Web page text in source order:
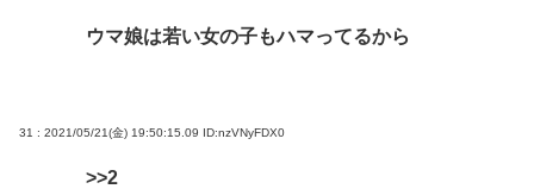
ウマ娘は若い女の子もハマってるから
31 : 2021/05/21(金) 19:50:15.09 ID:nzVNyFDX0
>>2